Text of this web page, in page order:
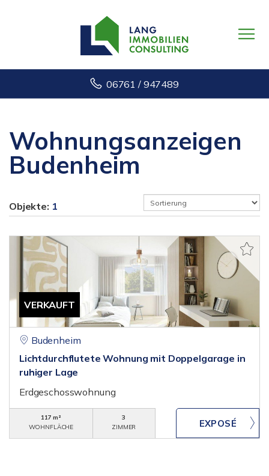
06761 / 947489
Wohnungsanzeigen
Budenheim
Objekte: 1
VERKAUFT
Budenheim
Lichtdurchflutete Wohnung mit Doppelgarage in
ruhiger Lage
Erdgeschosswohnung
117 m²
WOHNFLÄCHE
3
ZIMMER